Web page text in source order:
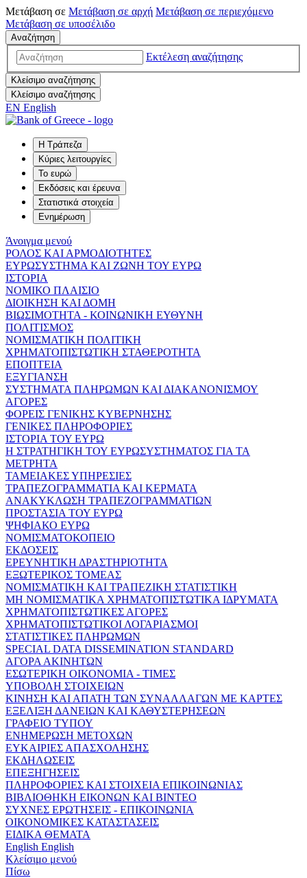
Μετάβαση σε Μετάβαση σε αρχή Μετάβαση σε περιεχόμενο
Μετάβαση σε υποσέλιδο
Αναζήτηση
Εκτέλεση αναζήτησης
Κλείσιμο αναζήτησης
Κλείσιμο αναζήτησης
EN English
Η Τράπεζα
Κύριες λειτουργίες
Το ευρώ
Εκδόσεις και έρευνα
Στατιστικά στοιχεία
Ενημέρωση
Άνοιγμα μενού
ΡΟΛΟΣ ΚΑΙ ΑΡΜΟΔΙΟΤΗΤΕΣ
ΕΥΡΩΣΥΣΤΗΜΑ ΚΑΙ ΖΩΝΗ ΤΟΥ ΕΥΡΩ
ΙΣΤΟΡΙΑ
ΝΟΜΙΚΟ ΠΛΑΙΣΙΟ
ΔΙΟΙΚΗΣΗ ΚΑΙ ΔΟΜΗ
ΒΙΩΣΙΜΟΤΗΤΑ - ΚΟΙΝΩΝΙΚΗ ΕΥΘΥΝΗ
ΠΟΛΙΤΙΣΜΟΣ
ΝΟΜΙΣΜΑΤΙΚΗ ΠΟΛΙΤΙΚΗ
ΧΡΗΜΑΤΟΠΙΣΤΩΤΙΚΗ ΣΤΑΘΕΡΟΤΗΤΑ
ΕΠΟΠΤΕΙΑ
ΕΞΥΓΙΑΝΣΗ
ΣΥΣΤΗΜΑΤΑ ΠΛΗΡΩΜΩΝ ΚΑΙ ΔΙΑΚΑΝΟΝΙΣΜΟΥ
ΑΓΟΡΕΣ
ΦΟΡΕΙΣ ΓΕΝΙΚΗΣ ΚΥΒΕΡΝΗΣΗΣ
ΓΕΝΙΚΕΣ ΠΛΗΡΟΦΟΡΙΕΣ
ΙΣΤΟΡΙΑ ΤΟΥ ΕΥΡΩ
Η ΣΤΡΑΤΗΓΙΚΗ ΤΟΥ ΕΥΡΩΣΥΣΤΗΜΑΤΟΣ ΓΙΑ ΤΑ
ΜΕΤΡΗΤΑ
ΤΑΜΕΙΑΚΕΣ ΥΠΗΡΕΣΙΕΣ
ΤΡΑΠΕΖΟΓΡΑΜΜΑΤΙΑ ΚΑΙ ΚΕΡΜΑΤΑ
ΑΝΑΚΥΚΛΩΣΗ ΤΡΑΠΕΖΟΓΡΑΜΜΑΤΙΩΝ
ΠΡΟΣΤΑΣΙΑ ΤΟΥ ΕΥΡΩ
ΨΗΦΙΑΚΟ ΕΥΡΩ
ΝΟΜΙΣΜΑΤΟΚΟΠΕΙΟ
ΕΚΔΟΣΕΙΣ
ΕΡΕΥΝΗΤΙΚΗ ΔΡΑΣΤΗΡΙΟΤΗΤΑ
ΕΞΩΤΕΡΙΚΟΣ ΤΟΜΕΑΣ
ΝΟΜΙΣΜΑΤΙΚΗ ΚΑΙ ΤΡΑΠΕΖΙΚΗ ΣΤΑΤΙΣΤΙΚΗ
ΜΗ ΝΟΜΙΣΜΑΤΙΚΑ ΧΡΗΜΑΤΟΠΙΣΤΩΤΙΚΑ ΙΔΡΥΜΑΤΑ
ΧΡΗΜΑΤΟΠΙΣΤΩΤΙΚΕΣ ΑΓΟΡΕΣ
ΧΡΗΜΑΤΟΠΙΣΤΩΤΙΚΟΙ ΛΟΓΑΡΙΑΣΜΟΙ
ΣΤΑΤΙΣΤΙΚΕΣ ΠΛΗΡΩΜΩΝ
SPECIAL DATA DISSEMINATION STANDARD
ΑΓΟΡΑ ΑΚΙΝΗΤΩΝ
ΕΣΩΤΕΡΙΚΗ ΟΙΚΟΝΟΜΙΑ - ΤΙΜΕΣ
ΥΠΟΒΟΛΗ ΣΤΟΙΧΕΙΩΝ
ΚΙΝΗΣΗ ΚΑΙ ΑΠΑΤΗ ΤΩΝ ΣΥΝΑΛΛΑΓΩΝ ΜΕ ΚΑΡΤΕΣ
ΕΞΕΛΙΞΗ ΔΑΝΕΙΩΝ ΚΑΙ ΚΑΘΥΣΤΕΡΗΣΕΩΝ
ΓΡΑΦΕΙΟ ΤΥΠΟΥ
ΕΝΗΜΕΡΩΣΗ ΜΕΤΟΧΩΝ
ΕΥΚΑΙΡΙΕΣ ΑΠΑΣΧΟΛΗΣΗΣ
ΕΚΔΗΛΩΣΕΙΣ
ΕΠΕΞΗΓΗΣΕΙΣ
ΠΛΗΡΟΦΟΡΙΕΣ ΚΑΙ ΣΤΟΙΧΕΙΑ ΕΠΙΚΟΙΝΩΝΙΑΣ
ΒΙΒΛΙΟΘΗΚΗ ΕΙΚΟΝΩΝ ΚΑΙ ΒΙΝΤΕΟ
ΣΥΧΝΕΣ ΕΡΩΤΗΣΕΙΣ - ΕΠΙΚΟΙΝΩΝΙΑ
ΟΙΚΟΝΟΜΙΚΕΣ ΚΑΤΑΣΤΑΣΕΙΣ
ΕΙΔΙΚΑ ΘΕΜΑΤΑ
English English
Κλείσιμο μενού
Πίσω